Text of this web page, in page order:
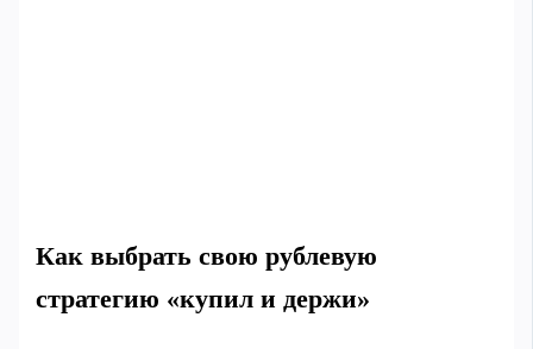
Как выбрать свою рублевую
стратегию «купил и держи»